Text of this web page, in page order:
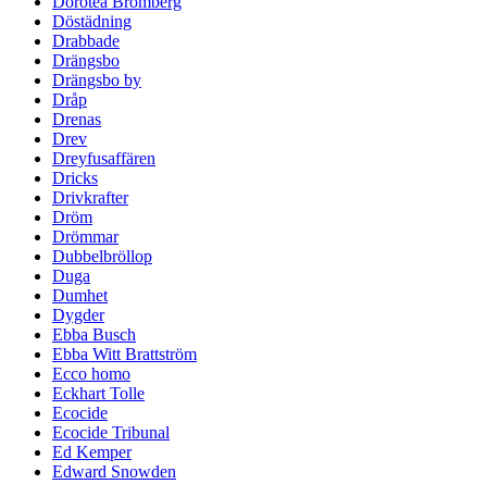
Döstädning
Drabbade
Drängsbo
Drängsbo by
Dråp
Drenas
Drev
Dreyfusaffären
Dricks
Drivkrafter
Dröm
Drömmar
Dubbelbröllop
Duga
Dumhet
Dygder
Ebba Busch
Ebba Witt Brattström
Ecco homo
Eckhart Tolle
Ecocide
Ecocide Tribunal
Ed Kemper
Edward Snowden